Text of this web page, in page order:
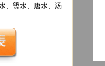
、烫水、唐水、汤